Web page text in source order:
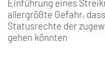
Einführung eines
allergrößte Gefahr,
Statusrechte der
gehen könnten